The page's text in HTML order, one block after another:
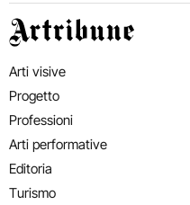
Artribune
Arti visive
Progetto
Professioni
Arti performative
Editoria
Turismo